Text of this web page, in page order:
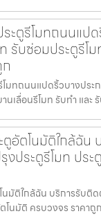
ะตูรีโมทถนนแป
รับซ่อมประตูรีโ
มทถนนแปดริ้วบางประ
นเลื่อนรีโมท รับทำ และ
ตูอัตโนมัติใกล้ฉัน
ประตูรีโมท ปร
นมัติใกล้ฉัน บริการรับติ
โนมัติ ครบวงจร ราคา